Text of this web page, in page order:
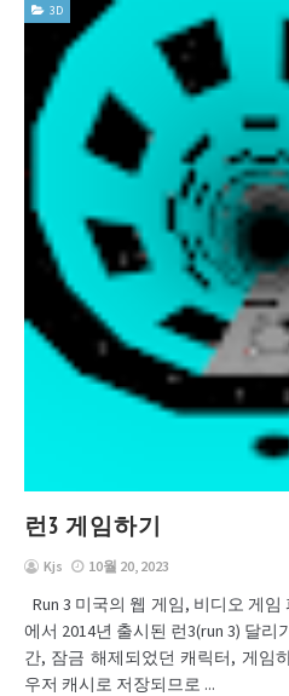
3D
런3 게임하기
Kjs 10월 20, 2023
Run 3 미국의 웹 게임, 비디오 게
에서 2014년 출시된 런3(run 3) 달
간, 잠금 해제되었던 캐릭터, 게임
우저 캐시로 저장되므로 ...